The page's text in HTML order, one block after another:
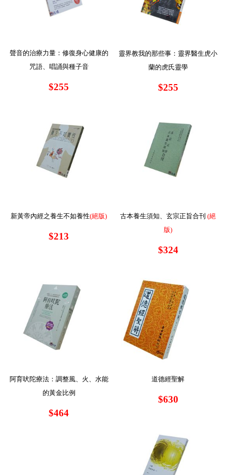
聲音的治療力量：修復身心健康的
咒語、唱誦與種子音
$255
靈界教我的那些事：靈界醫生虎小
蘭的虎氏靈學
$255
新黃帝內經之養生不如養性(絕版)
$213
古本養生須知、玄宗正旨合刊(絕
版)
$324
阿育吠陀療法：調整風、火、水能
的黃金比例
$464
道德經聖解
$630